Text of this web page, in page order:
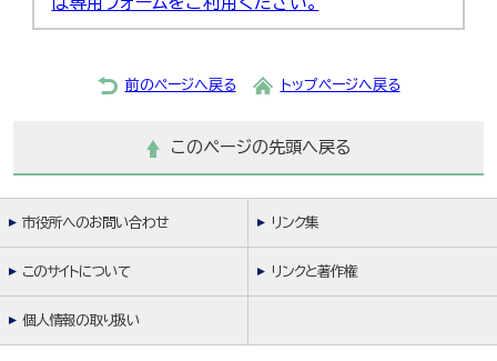
前のページへ戻る トップページへ戻る
このページの先頭へ戻る
市役所へのお問い合わせ リンク集
このサイトについて リンクと著作権
個人情報の取り扱い